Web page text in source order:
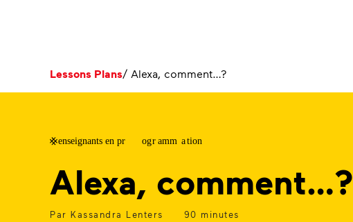
Lessons Plans/ Alexa, comment…?
Alexa, comment…?
Par Kassandra Lenters 90 minutes